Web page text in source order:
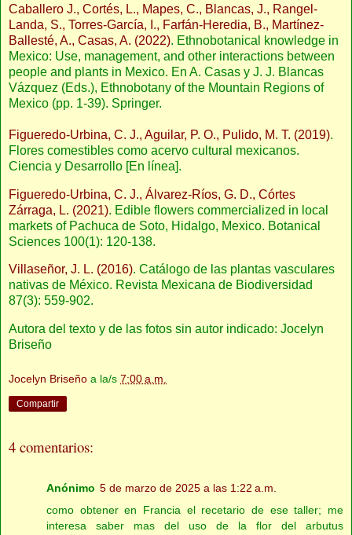
Caballero J., Cortés, L., Mapes, C., Blancas, J., Rangel-
Landa, S., Torres-García, I., Farfán-Heredia, B., Martínez-
Ballesté, A., Casas, A. (2022). Ethnobotanical knowledge in
Mexico: Use, management, and other interactions between
people and plants in Mexico. En A. Casas y J. J. Blancas
Vázquez (Eds.), Ethnobotany of the Mountain Regions of
Mexico (pp. 1-39). Springer.
Figueredo-Urbina, C. J., Aguilar, P. O., Pulido, M. T. (2019).
Flores comestibles como acervo cultural mexicanos.
Ciencia y Desarrollo [En línea].
Figueredo-Urbina, C. J., Álvarez-Ríos, G. D., Córtes
Zárraga, L. (2021). Edible flowers commercialized in local
markets of Pachuca de Soto, Hidalgo, Mexico. Botanical
Sciences 100(1): 120-138.
Villaseñor, J. L. (2016). Catálogo de las plantas vasculares
nativas de México. Revista Mexicana de Biodiversidad
87(3): 559-902.
Autora del texto y de las fotos sin autor indicado: Jocelyn
Briseño
Jocelyn Briseño a la/s 7:00 a.m.
Compartir
4 comentarios:
Anónimo 5 de marzo de 2025 a las 1:22 a.m.
como obtener en Francia el recetario de ese taller; me
interesa saber mas del uso de la flor del arbutus